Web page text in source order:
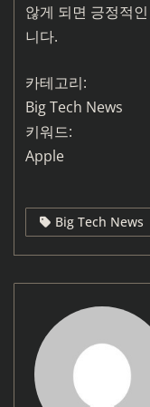
않게 되면 긍정적
니다.
카테고리:
Big Tech News
키워드:
Apple
Big Tech News